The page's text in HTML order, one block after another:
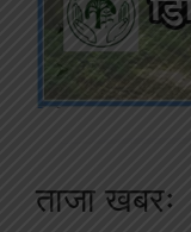
ताजा खबरः